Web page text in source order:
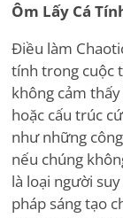
Ôm Lấy Cá
Điều làm
tính trong cuộc
không cảm
hoặc cấu trúc
như những
nếu chúng
là loại người
pháp sáng tạo